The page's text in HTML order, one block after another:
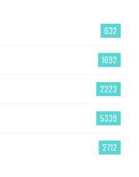
632
1692
2223
5339
2712